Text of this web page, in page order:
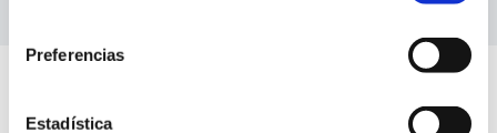
Preferencias
Estadística